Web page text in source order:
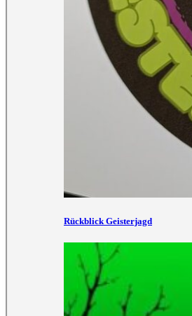
Rückblick Geisterjagd